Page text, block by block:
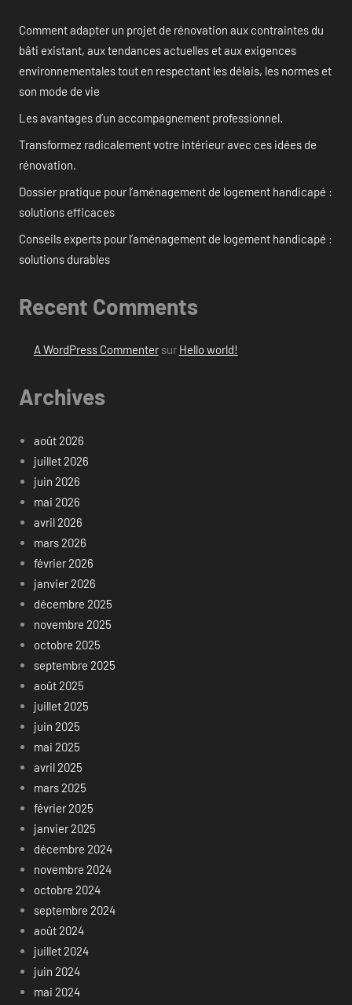
Comment adapter un projet de rénovation aux contraintes du
bâti existant, aux tendances actuelles et aux exigences
environnementales tout en respectant les délais, les normes et
son mode de vie
Les avantages d’un accompagnement professionnel.
Transformez radicalement votre intérieur avec ces idées de
rénovation.
Dossier pratique pour l’aménagement de logement handicapé :
solutions efficaces
Conseils experts pour l’aménagement de logement handicapé :
solutions durables
Recent Comments
A WordPress Commentersur Hello world!
Archives
août 2026
juillet 2026
juin 2026
mai 2026
avril 2026
mars 2026
février 2026
janvier 2026
décembre 2025
novembre 2025
octobre 2025
septembre 2025
août 2025
juillet 2025
juin 2025
mai 2025
avril 2025
mars 2025
février 2025
janvier 2025
décembre 2024
novembre 2024
octobre 2024
septembre 2024
août 2024
juillet 2024
juin 2024
mai 2024